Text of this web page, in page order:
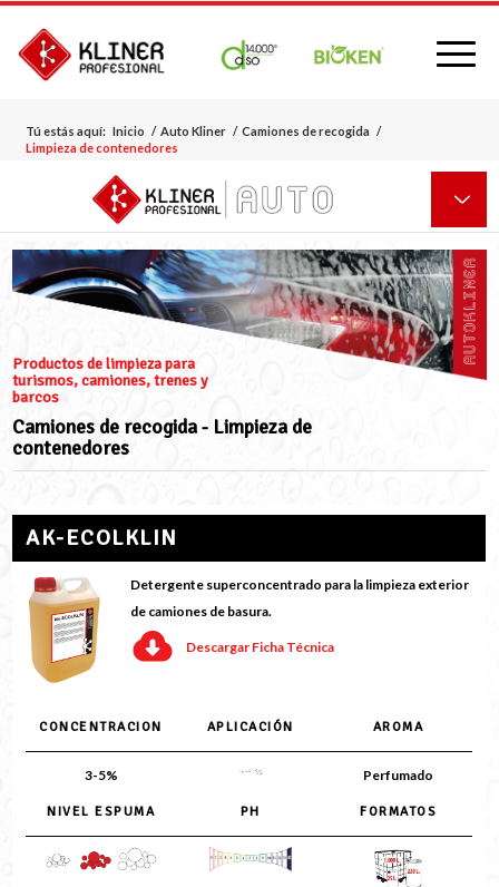
Tú estás aquí: Inicio / Auto Kliner / Camiones de recogida /
Limpieza de contenedores
Productos de limpieza para
turismos, camiones, trenes y
barcos
Camiones de recogida - Limpieza de
contenedores
AK-ECOLKLIN
Detergente superconcentrado para la limpieza exterior
de camiones de basura.
Descargar Ficha Técnica
CONCENTRACION APLICACIÓN AROMA
3-5% Perfumado
NIVEL ESPUMA PH FORMATOS